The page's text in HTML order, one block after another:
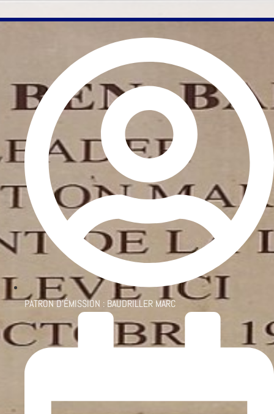
PATRON D'ÉMISSION : BAUDRILLER MARC